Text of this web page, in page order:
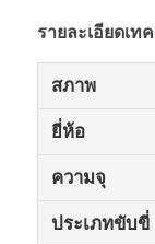
รถบรรทุก
รายละเอียดเท
สภาพ
ยี่ห้อ
ความจุ
ประเภทขับขี่